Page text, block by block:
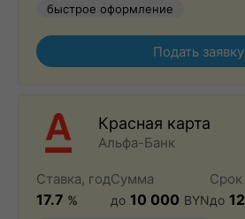
быстрое оформление
Подать заявку
Красная карта
Альфа-Банк
Ставка, год
17.7 %
Сумма
до 10 000 BYN
Срок
до 12